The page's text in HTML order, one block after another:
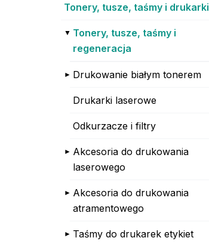
Tonery, tusze, taśmy i drukarki
Tonery, tusze, taśmy i
regeneracja
Drukowanie białym tonerem
Drukarki laserowe
Odkurzacze i filtry
Akcesoria do drukowania
laserowego
Akcesoria do drukowania
atramentowego
Taśmy do drukarek etykiet